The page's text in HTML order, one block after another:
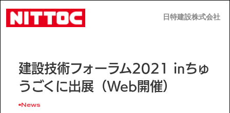
日特建設株式会社
日特建設株式会社
建設技術フォーラム2021 inちゅ
うごくに出展（Web開催）
News